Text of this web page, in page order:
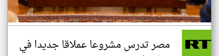
مصر تدرس مشروعا عملاقا جديدا في